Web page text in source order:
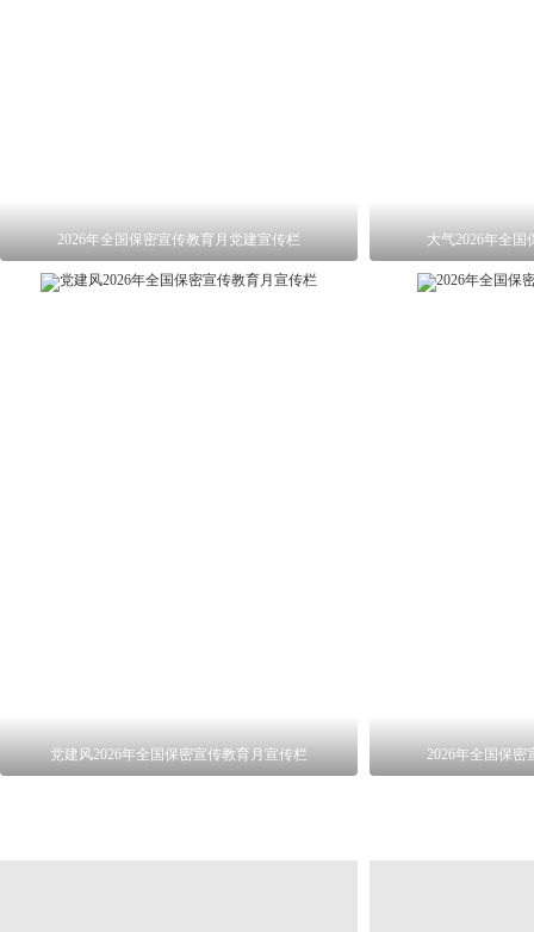
2026年全国保密宣传教育月党建宣传栏 大气2026年全
党建风2026年全国保密宣传教育月宣传栏 2026年全国保密